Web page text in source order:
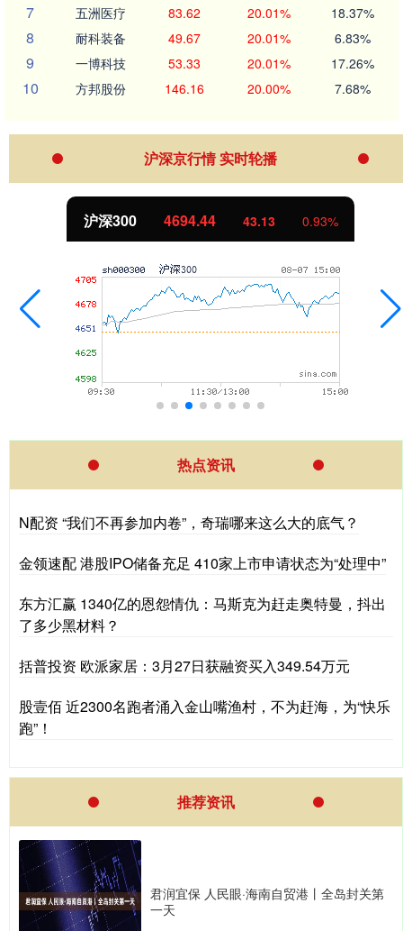
7 五洲医疗 83.62 20.01% 18.37%
8 耐科装备 49.67 20.01% 6.83%
9 一博科技 53.33 20.01% 17.26%
10 方邦股份 146.16 20.00% 7.68%
沪深京行情 实时轮播
沪深300 4694.44 43.13 0.93%
热点资讯
N配资 “我们不再参加内卷”，奇瑞哪来这么大的底气？
金领速配 港股IPO储备充足 410家上市申请状态为“处理中”
东方汇赢 1340亿的恩怨情仇：马斯克为赶走奥特曼，抖出
了多少黑材料？
括普投资 欧派家居：3月27日获融资买入349.54万元
股壹佰 近2300名跑者涌入金山嘴渔村，不为赶海，为“快乐
跑”！
推荐资讯
君润宜保 人民眼·海南自贸港丨全岛封关第
一天